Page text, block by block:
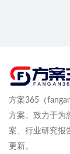
方案365（
方案。致力于为
案、行业研究报
更新。